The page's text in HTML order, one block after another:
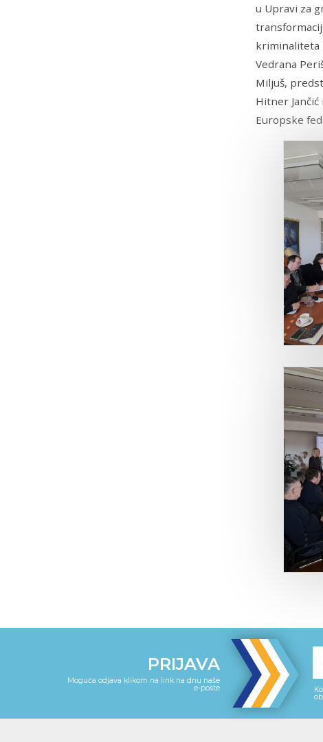
u Upravi za
kriminaliteta
Vedrana
Miljuš,
Hitner
Europske
PRIJAVA
Moguća odjava klikom na link na dnu naše
e-pošte